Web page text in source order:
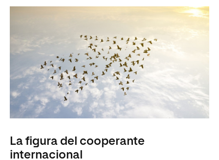
La figura del cooperante
internacional